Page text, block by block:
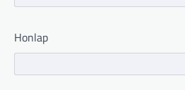
Honlap